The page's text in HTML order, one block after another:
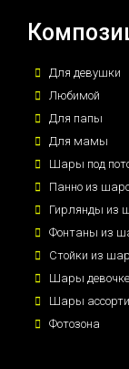
Для девушки
Любимой
Для папы
Для мамы
Шары под
Панно из
Гирлянды из
Фонтаны из
Стойки из
Шары девочке
Шары ассорти
Фотозона